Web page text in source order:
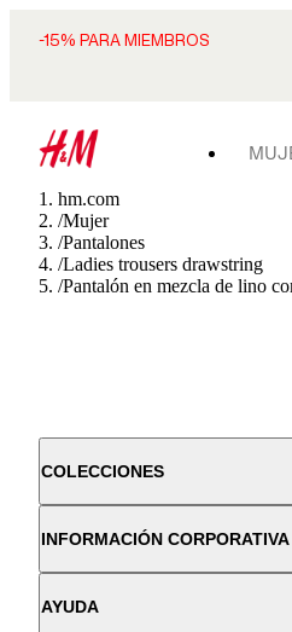
-15% PARA MIEMBROS
hm.com
/Mujer
/Pantalones
/Ladies trousers drawstring
/Pantalón en mezcla de lino
COLECCIONES
INFORMACIÓN CORPORATIVA
AYUDA